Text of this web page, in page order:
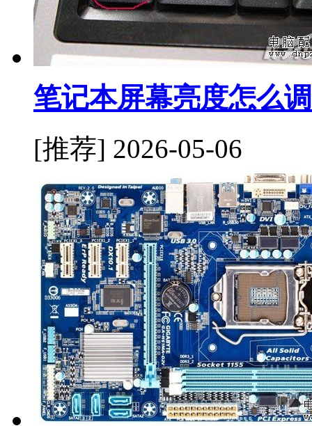
笔记本屏幕亮度怎么
[推荐] 2026-05-06